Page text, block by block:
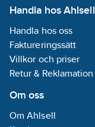
Handla hos Ahlsell
Handla hos oss
Faktureringssätt
Villkor och priser
Retur & Reklamation
Om oss
Om Ahlsell